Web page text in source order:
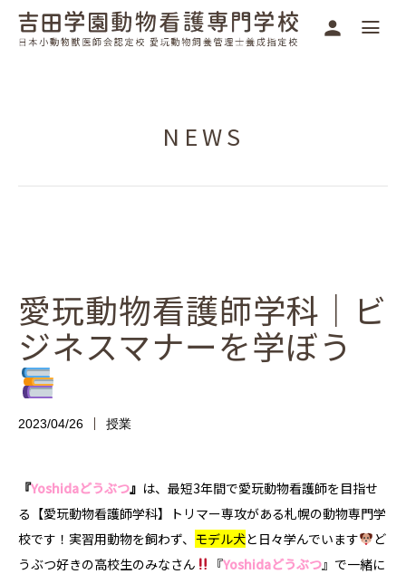
NEWS
愛玩動物看護師学科｜ビ
ジネスマナーを学ぼう
2023/04/26 授業
『Yoshidaどうぶつ』 は、最短3年間で愛玩動物看護師を目指せ
る 【愛玩動物看護師学科】トリマー専攻がある札幌の動物専門学
校です！実習用動物を飼わず、 モデル犬と日々学んでいます
ど
うぶつ好きの高校生のみなさん
『Yoshidaどうぶつ』で一緒に